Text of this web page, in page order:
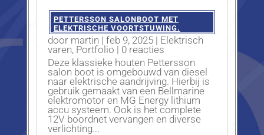
PETTERSSON SALONBOOT MET
ELEKTRISCHE VOORTSTUWING.
door martin | feb 9, 2025| Elektrisch
varen, Portfolio | 0 reacties
Deze klassieke houten Pettersson
salon boot is omgebouwd van diesel
naar elektrische aandrijving. Hierbij is
gebruik gemaakt van een Bellmarine
elektromotor en MG Energy lithium
accu systeem. Ook is het complete
12V boordnet vervangen en diverse
verlichting...